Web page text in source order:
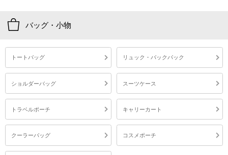
バッグ・小物
トートバッグ リュック・バックパック
ショルダーバッグ スーツケース
トラベルポーチ キャリーカート
クーラーバッグ コスメポーチ